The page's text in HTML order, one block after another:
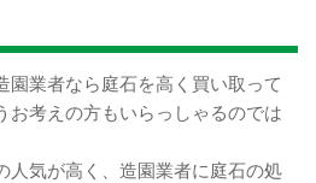
園業者なら庭石を高く買い取って
お考えの方もいらっしゃるのでは
人気が高く、造園業者に庭石の処